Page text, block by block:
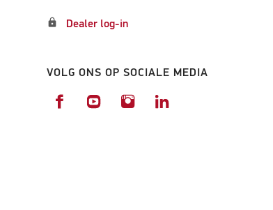
lock Dealer log-in
VOLG ONS OP SOCIALE MEDIA